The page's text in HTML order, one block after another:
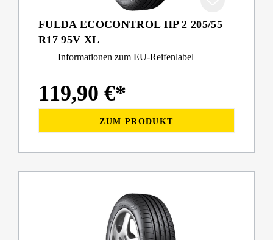
FULDA ECOCONTROL HP 2 205/55
R17 95V XL
Informationen zum EU-Reifenlabel
119,90 €*
ZUM PRODUKT